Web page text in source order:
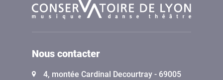
Nous contacter
4, montée Cardinal Decourtray - 69005